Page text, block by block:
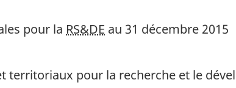
pour la RS&DE au 31 décembre 2015
pour la recherche et le